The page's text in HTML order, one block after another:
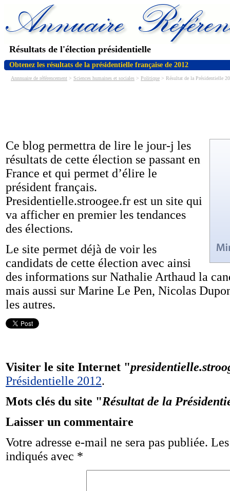
Résultats de l'élection présidentielle
Obtenez les résultats de la présidentielle française de 2012
Annnuaire de référencement > Sciences humaines et sociales > Politique > Résultat de la Présidentielle
Ce blog permettra de lire le jour-j les
résultats de cette élection se passant en
France et qui permet d’élire le
président français.
Presidentielle.stroogee.fr est un site qui
va afficher en premier les tendances
des élections.
Le site permet déjà de voir les
candidats de cette élection avec ainsi
des informations sur Nathalie Arthaud la
mais aussi sur Marine Le Pen, Nicolas
les autres.
Visiter le site Internet "
Présidentielle 2012.
Mots clés du site "Résultat de la
Laisser un commentaire
Votre adresse e-mail ne sera pas publiée.
indiqués avec *